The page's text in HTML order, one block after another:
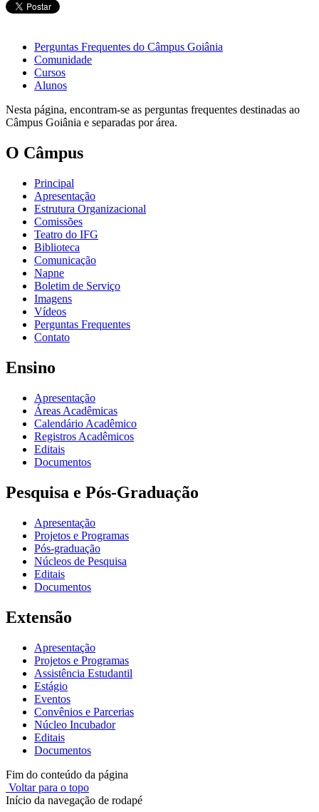
Perguntas Frequentes do Câmpus Goiânia
Comunidade
Cursos
Alunos
Nesta página, encontram-se as perguntas frequentes destinadas ao
Câmpus Goiânia e separadas por área.
O Câmpus
Principal
Apresentação
Estrutura Organizacional
Comissões
Teatro do IFG
Biblioteca
Comunicação
Napne
Boletim de Serviço
Imagens
Vídeos
Perguntas Frequentes
Contato
Ensino
Apresentação
Áreas Acadêmicas
Calendário Acadêmico
Registros Acadêmicos
Editais
Documentos
Pesquisa e Pós-Graduação
Apresentação
Projetos e Programas
Pós-graduação
Núcleos de Pesquisa
Editais
Documentos
Extensão
Apresentação
Projetos e Programas
Assistência Estudantil
Estágio
Eventos
Convênios e Parcerias
Núcleo Incubador
Editais
Documentos
Fim do conteúdo da página
Voltar para o topo
Início da navegação de rodapé